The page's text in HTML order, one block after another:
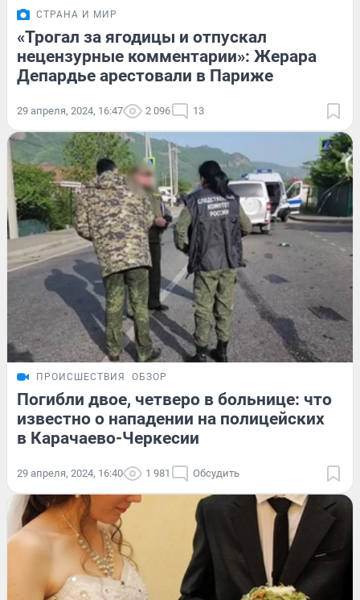
СТРАНА И МИР
«Трогал за ягодицы и отпускал
нецензурные комментарии»: Жерара
Депардье арестовали в Париже
29 апреля, 2024, 16:47 2 096 13
ПРОИСШЕСТВИЯ ОБЗОР
Погибли двое, четверо в больнице: что
известно о нападении на полицейских
в Карачаево-Черкесии
29 апреля, 2024, 16:40 1 981 Обсудить